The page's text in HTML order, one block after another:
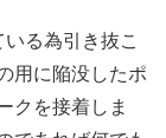
る為引き抜こ
用に陥没したポ
クを接着しま